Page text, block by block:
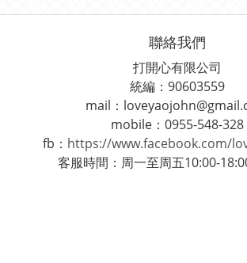
聯絡我們
打開心有限公司
統編：90603559
mail：
mobile：0955-548-328
fb： https://www.facebook.com/
客服時間：周一至周五10:00-